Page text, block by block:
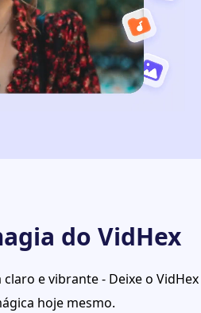
do VidHex
e vibrante - Deixe o VidHex
hoje mesmo.